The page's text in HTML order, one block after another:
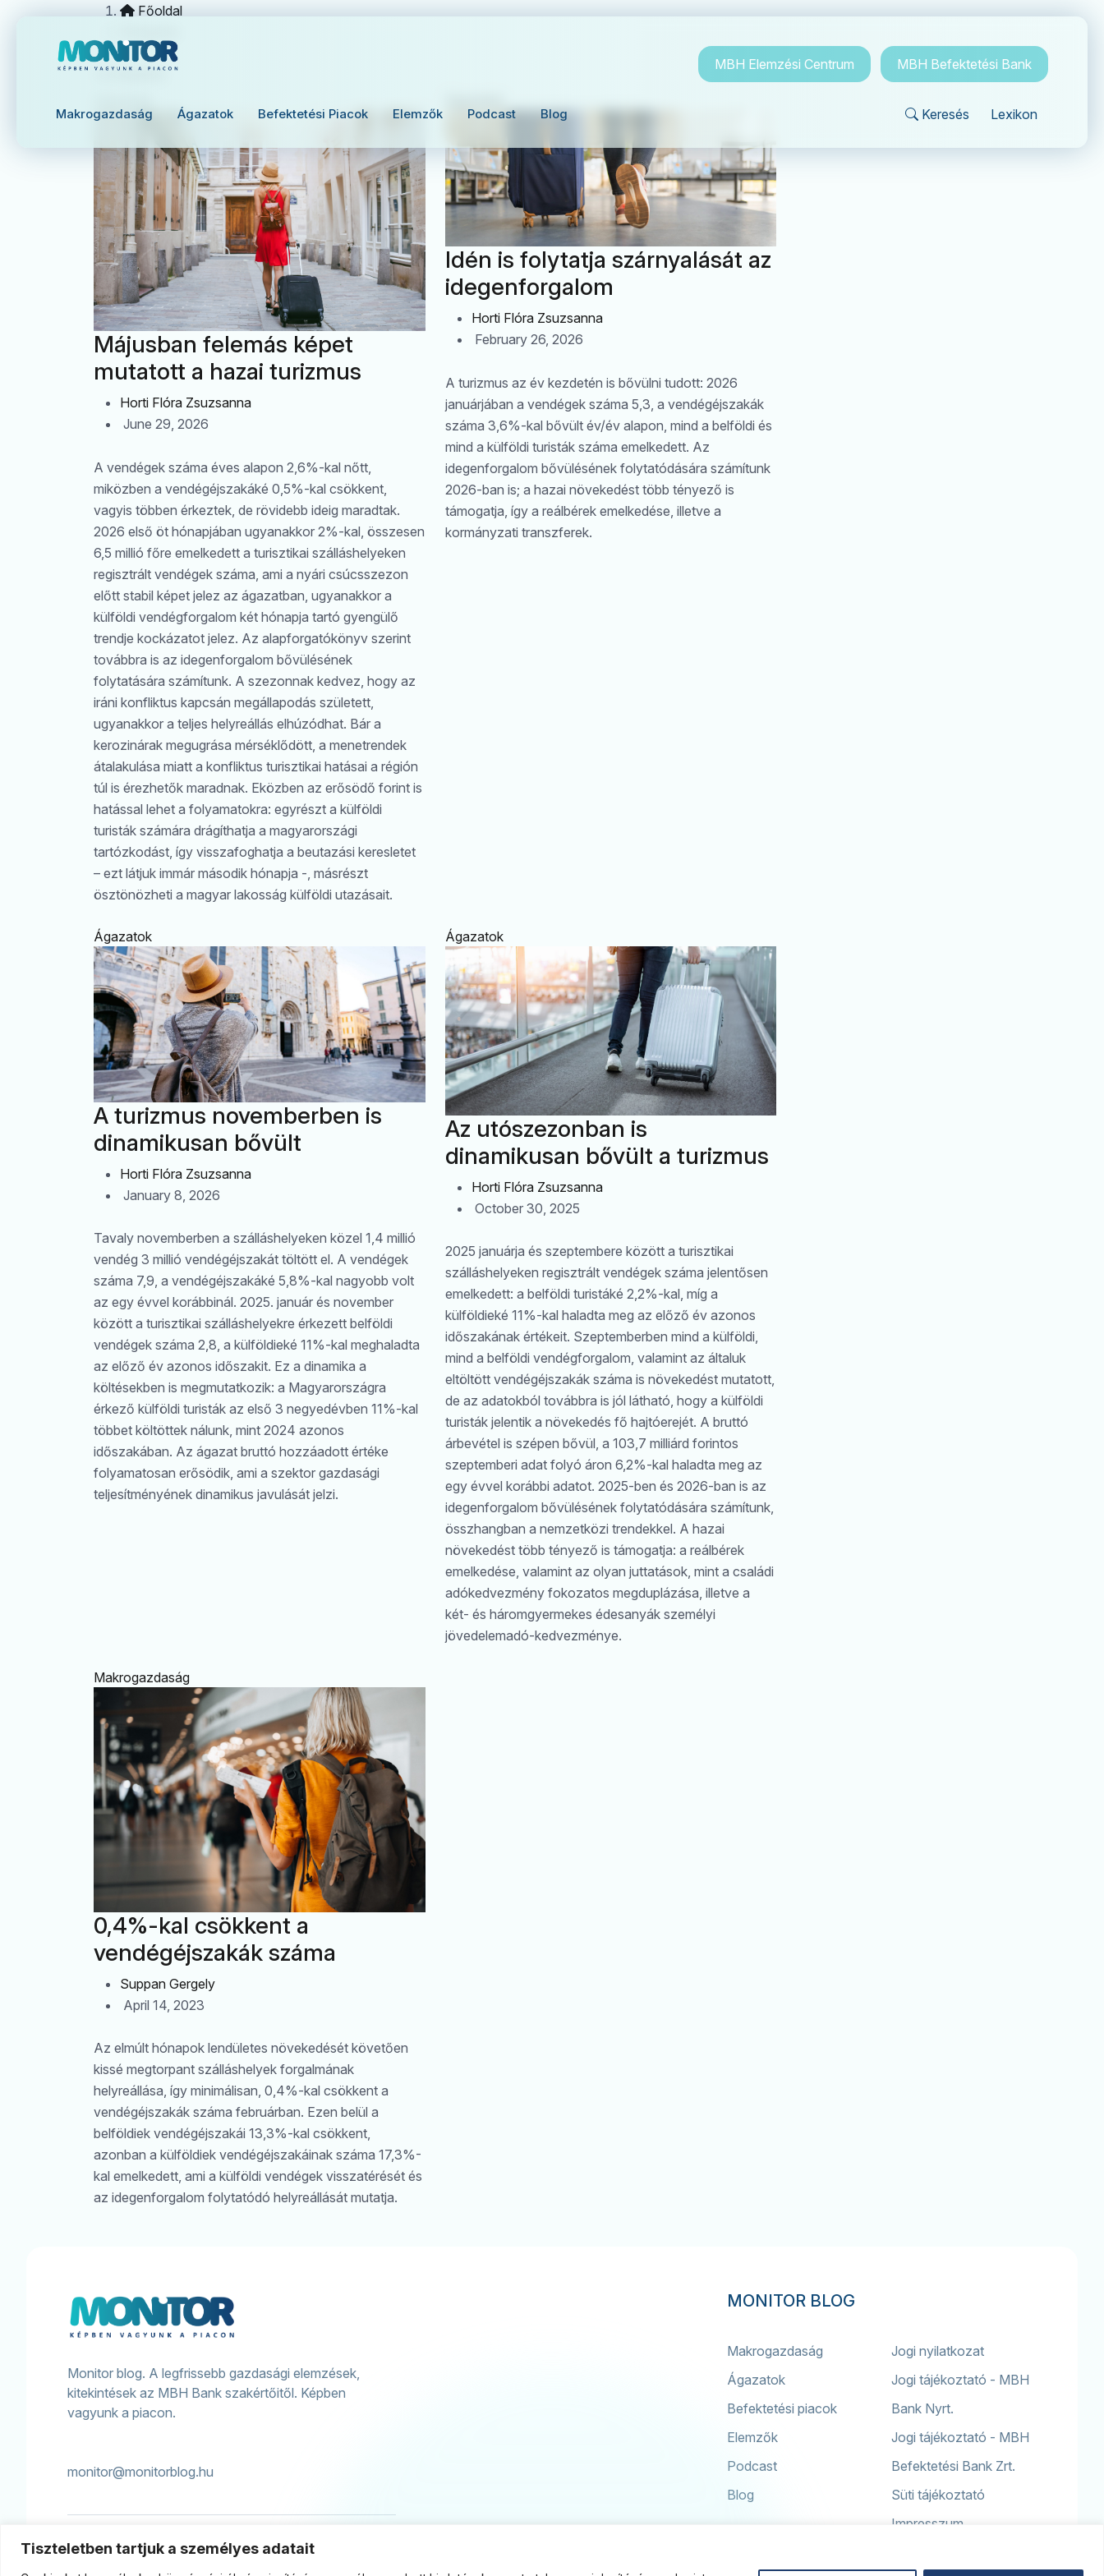
Tiszteletben tartjuk a személyes adatait
MBH Elemzési Centrum MBH Befektetési Bank
Makrogazdaság Ágazatok Befektetési Piacok Elemzők Podcast Blog Keresés Lexikon
Főoldal
vendéglátás
Májusban felemás képet
mutatott a hazai turizmus
Horti Flóra Zsuzsanna
June 29, 2026
A vendégek száma éves alapon 2,6%-kal nőtt,
miközben a vendégéjszakáké 0,5%-kal csökkent,
vagyis többen érkeztek, de rövidebb ideig maradtak.
2026 első öt hónapjában ugyanakkor 2%-kal, összesen
6,5 millió főre emelkedett a turisztikai szálláshelyeken
regisztrált vendégek száma, ami a nyári csúcsszezon
előtt stabil képet jelez az ágazatban, ugyanakkor a
külföldi vendégforgalom két hónapja tartó gyengülő
trendje kockázatot jelez. Az alapforgatókönyv szerint
továbbra is az idegenforgalom bővülésének
folytatására számítunk. A szezonnak kedvez, hogy az
iráni konfliktus kapcsán megállapodás született,
ugyanakkor a teljes helyreállás elhúzódhat. Bár a
kerozinárak megugrása mérséklődött, a menetrendek
átalakulása miatt a konfliktus turisztikai hatásai a régión
túl is érezhetők maradnak. Eközben az erősödő forint is
hatással lehet a folyamatokra: egyrészt a külföldi
turisták számára drágíthatja a magyarországi
tartózkodást, így visszafoghatja a beutazási keresletet
– ezt látjuk immár második hónapja -, másrészt
ösztönözheti a magyar lakosság külföldi utazásait.
Idén is folytatja szárnyalását az
idegenforgalom
Horti Flóra Zsuzsanna
February 26, 2026
A turizmus az év kezdetén is bővülni tudott: 2026
januárjában a vendégek száma 5,3, a vendégéjszakák
száma 3,6%-kal bővült év/év alapon, mind a belföldi és
mind a külföldi turisták száma emelkedett. Az
idegenforgalom bővülésének folytatódására számítunk
2026-ban is; a hazai növekedést több tényező is
támogatja, így a reálbérek emelkedése, illetve a
kormányzati transzferek.
Ágazatok
A turizmus novemberben is
dinamikusan bővült
Horti Flóra Zsuzsanna
January 8, 2026
Tavaly novemberben a szálláshelyeken közel 1,4 millió
vendég 3 millió vendégéjszakát töltött el. A vendégek
száma 7,9, a vendégéjszakáké 5,8%-kal nagyobb volt
az egy évvel korábbinál. 2025. január és november
között a turisztikai szálláshelyekre érkezett belföldi
vendégek száma 2,8, a külföldieké 11%-kal meghaladta
az előző év azonos időszakit. Ez a dinamika a
költésekben is megmutatkozik: a Magyarországra
érkező külföldi turisták az első 3 negyedévben 11%-kal
többet költöttek nálunk, mint 2024 azonos
időszakában. Az ágazat bruttó hozzáadott értéke
folyamatosan erősödik, ami a szektor gazdasági
teljesítményének dinamikus javulását jelzi.
Ágazatok
Az utószezonban is
dinamikusan bővült a turizmus
Horti Flóra Zsuzsanna
October 30, 2025
2025 januárja és szeptembere között a turisztikai
szálláshelyeken regisztrált vendégek száma jelentősen
emelkedett: a belföldi turistáké 2,2%-kal, míg a
külföldieké 11%-kal haladta meg az előző év azonos
időszakának értékeit. Szeptemberben mind a külföldi,
mind a belföldi vendégforgalom, valamint az általuk
eltöltött vendégéjszakák száma is növekedést mutatott,
de az adatokból továbbra is jól látható, hogy a külföldi
turisták jelentik a növekedés fő hajtóerejét. A bruttó
árbevétel is szépen bővül, a 103,7 milliárd forintos
szeptemberi adat folyó áron 6,2%-kal haladta meg az
egy évvel korábbi adatot. 2025-ben és 2026-ban is az
idegenforgalom bővülésének folytatódására számítunk,
összhangban a nemzetközi trendekkel. A hazai
növekedést több tényező is támogatja: a reálbérek
emelkedése, valamint az olyan juttatások, mint a családi
adókedvezmény fokozatos megduplázása, illetve a
két- és háromgyermekes édesanyák személyi
jövedelemadó-kedvezménye.
Makrogazdaság
0,4%-kal csökkent a
vendégéjszakák száma
Suppan Gergely
April 14, 2023
Az elmúlt hónapok lendületes növekedését követően
kissé megtorpant szálláshelyek forgalmának
helyreállása, így minimálisan, 0,4%-kal csökkent a
vendégéjszakák száma februárban. Ezen belül a
belföldiek vendégéjszakái 13,3%-kal csökkent,
azonban a külföldiek vendégéjszakáinak száma 17,3%-
kal emelkedett, ami a külföldi vendégek visszatérését és
az idegenforgalom folytatódó helyreállását mutatja.
Monitor blog. A legfrissebb gazdasági elemzések,
kitekintések az MBH Bank szakértőitől. Képben
vagyunk a piacon.
monitor@monitorblog.hu
© MBH Bank Nyrt.
MONITOR BLOG
Makrogazdaság
Ágazatok
Befektetési piacok
Elemzők
Podcast
Blog
Jogi nyilatkozat
Jogi tájékoztató - MBH
Bank Nyrt.
Jogi tájékoztató - MBH
Befektetési Bank Zrt.
Süti tájékoztató
Impresszum